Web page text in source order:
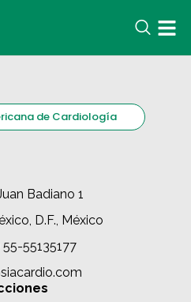
de Cardiología
Badiano 1
D.F., México
55-55135177